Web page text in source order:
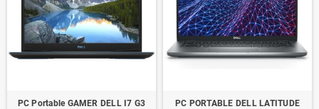
PC Portable GAMER DELL I7 G3
PC PORTABLE DELL LATITUDE